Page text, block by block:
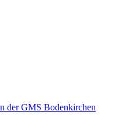
der GMS Bodenkirchen